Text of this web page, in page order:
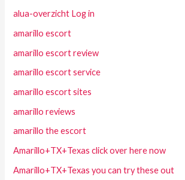
alua-overzicht Log in
amarillo escort
amarillo escort review
amarillo escort service
amarillo escort sites
amarillo reviews
amarillo the escort
Amarillo+TX+Texas click over here now
Amarillo+TX+Texas you can try these out